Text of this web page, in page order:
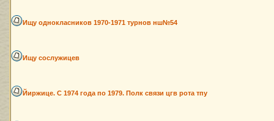
Ищу однокласников 1970-1971 турнов нш№54
Ищу сослужицев
Йиржице. С 1974 года по 1979. Полк связи цгв рота тпу